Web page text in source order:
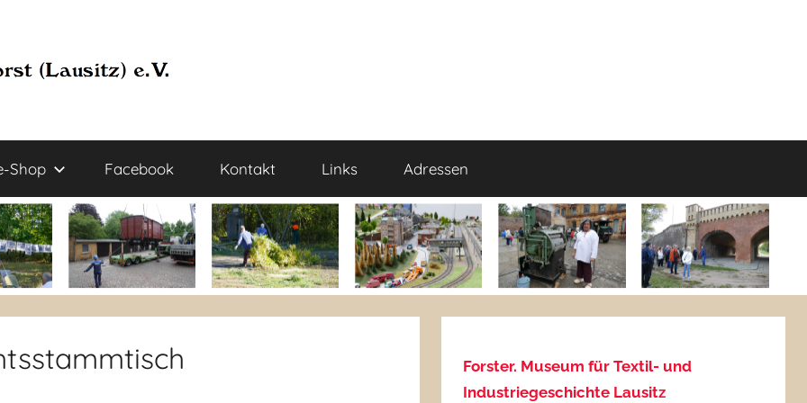
Shop Facebook Kontakt Links Adressen
Forster. Museum für Textil- und
Industriegeschichte Lausitz